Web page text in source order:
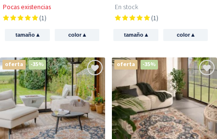
Pocas existencias
(1)
tamaño ▴ color▴
En stock
(1)
tamaño ▴ color▴
oferta -35% oferta -35%